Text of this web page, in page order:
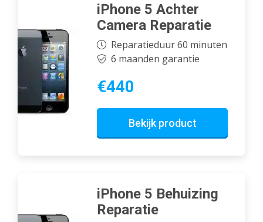
iPhone 5 Achter
Camera Reparatie
Reparatieduur 60 minuten
6 maanden garantie
€440
Bekijk product
iPhone 5 Behuizing
Reparatie